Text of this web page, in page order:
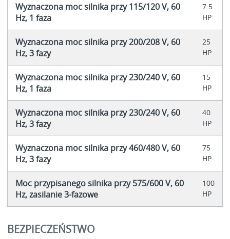
Wyznaczona moc silnika przy 115/120 V, 60
Hz, 1 faza
7.5
HP
Wyznaczona moc silnika przy 200/208 V, 60
Hz, 3 fazy
25
HP
Wyznaczona moc silnika przy 230/240 V, 60
Hz, 1 faza
15
HP
Wyznaczona moc silnika przy 230/240 V, 60
Hz, 3 fazy
40
HP
Wyznaczona moc silnika przy 460/480 V, 60
Hz, 3 fazy
75
HP
Moc przypisanego silnika przy 575/600 V, 60
Hz, zasilanie 3-fazowe
100
HP
BEZPIECZEŃSTWO